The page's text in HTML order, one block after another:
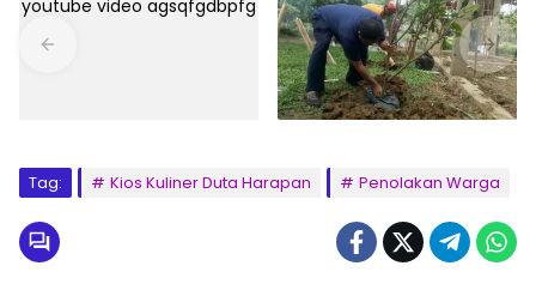
Tag: Kios Kuliner Duta Harapan Penolakan Warga